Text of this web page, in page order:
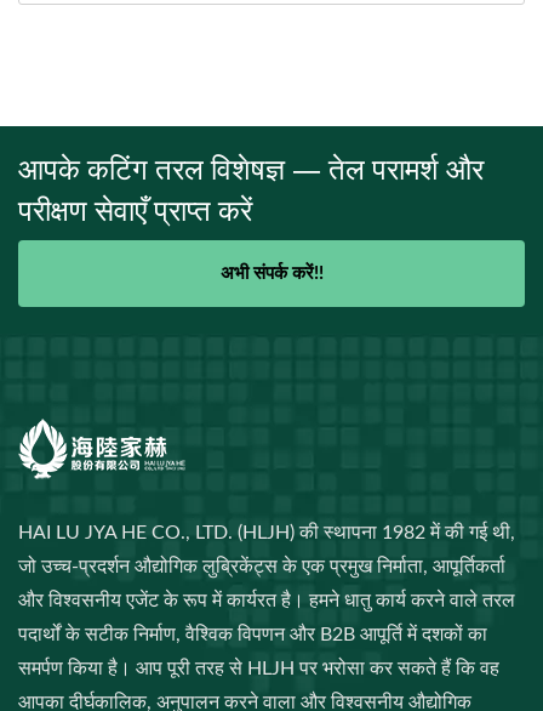
आपके कटिंग तरल विशेषज्ञ — तेल परामर्श और
परीक्षण सेवाएँ प्राप्त करें
अभी संपर्क करें!!
HAI LU JYA HE CO., LTD. (HLJH) की स्थापना 1982 में की गई थी,
जो उच्च-प्रदर्शन औद्योगिक लुब्रिकेंट्स के एक प्रमुख निर्माता, आपूर्तिकर्ता
और विश्वसनीय एजेंट के रूप में कार्यरत है। हमने धातु कार्य करने वाले तरल
पदार्थों के सटीक निर्माण, वैश्विक विपणन और B2B आपूर्ति में दशकों का
समर्पण किया है। आप पूरी तरह से HLJH पर भरोसा कर सकते हैं कि वह
आपका दीर्घकालिक, अनुपालन करने वाला और विश्वसनीय औद्योगिक